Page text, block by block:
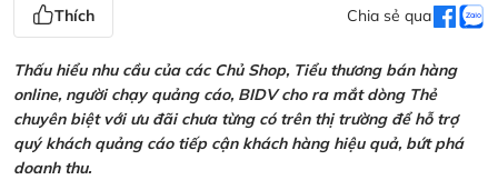
Thích Chia sẻ qua
Thấu hiểu nhu cầu của các Chủ Shop, Tiểu thương bán hàng
online, người chạy quảng cáo, BIDV cho ra mắt dòng Thẻ
chuyên biệt với ưu đãi chưa từng có trên thị trường để hỗ trợ
quý khách quảng cáo tiếp cận khách hàng hiệu quả, bứt phá
doanh thu.